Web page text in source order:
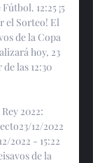
12:25 ¡5
el Sorteo! El
de la Copa
hoy, 23
las 12:30
2022:
12/2022
2022 - 15:22
de la